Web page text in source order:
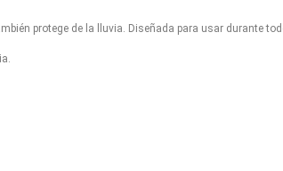
protege de la lluvia. Diseñada para usar durante